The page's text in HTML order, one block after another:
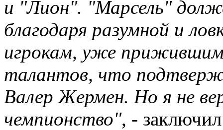
и "Лион". "Марсель"
благодаря разумной и
игрокам, уже
талантов, что
Валер Жермен. Но я не
чемпионство", -